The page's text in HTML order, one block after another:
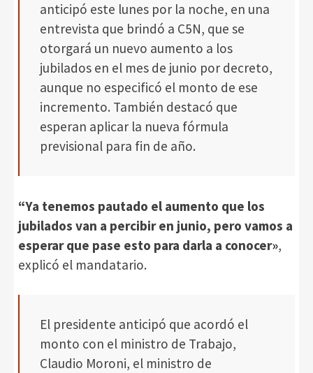
anticipó este lunes por la noche, en una
entrevista que brindó a C5N, que se
otorgará un nuevo aumento a los
jubilados en el mes de junio por decreto,
aunque no especificó el monto de ese
incremento. También destacó que
esperan aplicar la nueva fórmula
previsional para fin de año.
“Ya tenemos pautado el aumento que los
jubilados van a percibir en junio, pero vamos a
esperar que pase esto para darla a conocer»,
explicó el mandatario.
El presidente anticipó que acordó el
monto con el ministro de Trabajo,
Claudio Moroni, el ministro de